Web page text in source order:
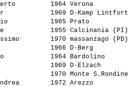
Alberto
1964 Verona
Helmar
1969 D-Kamp
1965 Prato
1955 Calcinania
1970 massanzago
1966 D-Berg
Vanio
1964 Bardolino
Max
1969 D-Elzach
Sauro
1970 Monte
Andrea
1972 Arezzo